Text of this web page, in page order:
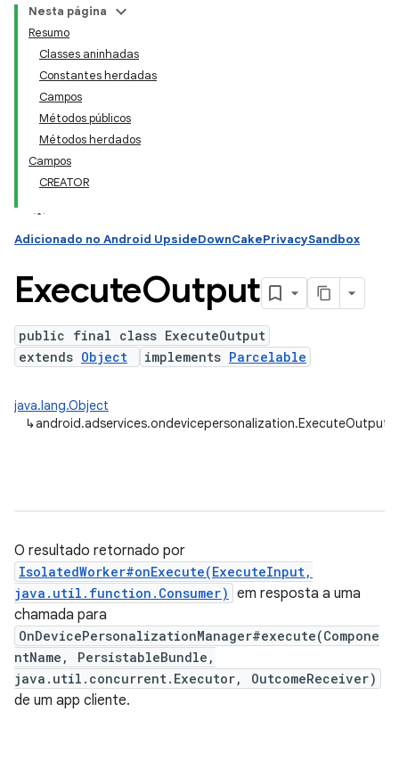
Nesta página
Resumo
Classes aninhadas
Constantes herdadas
Campos
Métodos públicos
Métodos herdados
Campos
CREATOR
Adicionado no Android UpsideDownCakePrivacySandbox
ExecuteOutput
public final class ExecuteOutput
extends Object implements Parcelable
java.lang.Object
↳android.adservices.ondevicepersonalization.ExecuteOutput
O resultado retornado por
IsolatedWorker#onExecute(ExecuteInput,
java.util.function.Consumer) em resposta a uma
chamada para
OnDevicePersonalizationManager#execute(Compone
ntName, PersistableBundle,
java.util.concurrent.Executor, OutcomeReceiver)
de um app cliente.